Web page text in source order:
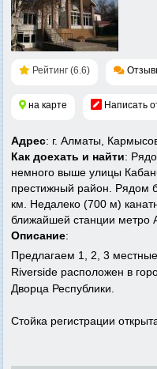
Рейтинг (6.6)
на карте Написать
Адрес: г. Алматы,
Как доехать и найти:
немного выше улицы
престижный район. Рядом
км. Недалеко (700 м)
ближайшей станции метро
Описание:
Предлагаем 1, 2, 3
Riverside расположен в
Дворца Республики.
Стойка регистрации